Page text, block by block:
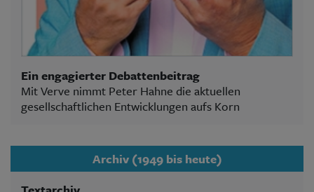
Ein engagierter Debattenbeitrag
Mit Verve nimmt Peter Hahne die aktuellen
gesellschaftlichen Entwicklungen aufs Korn
Archiv (1949 bis heute)